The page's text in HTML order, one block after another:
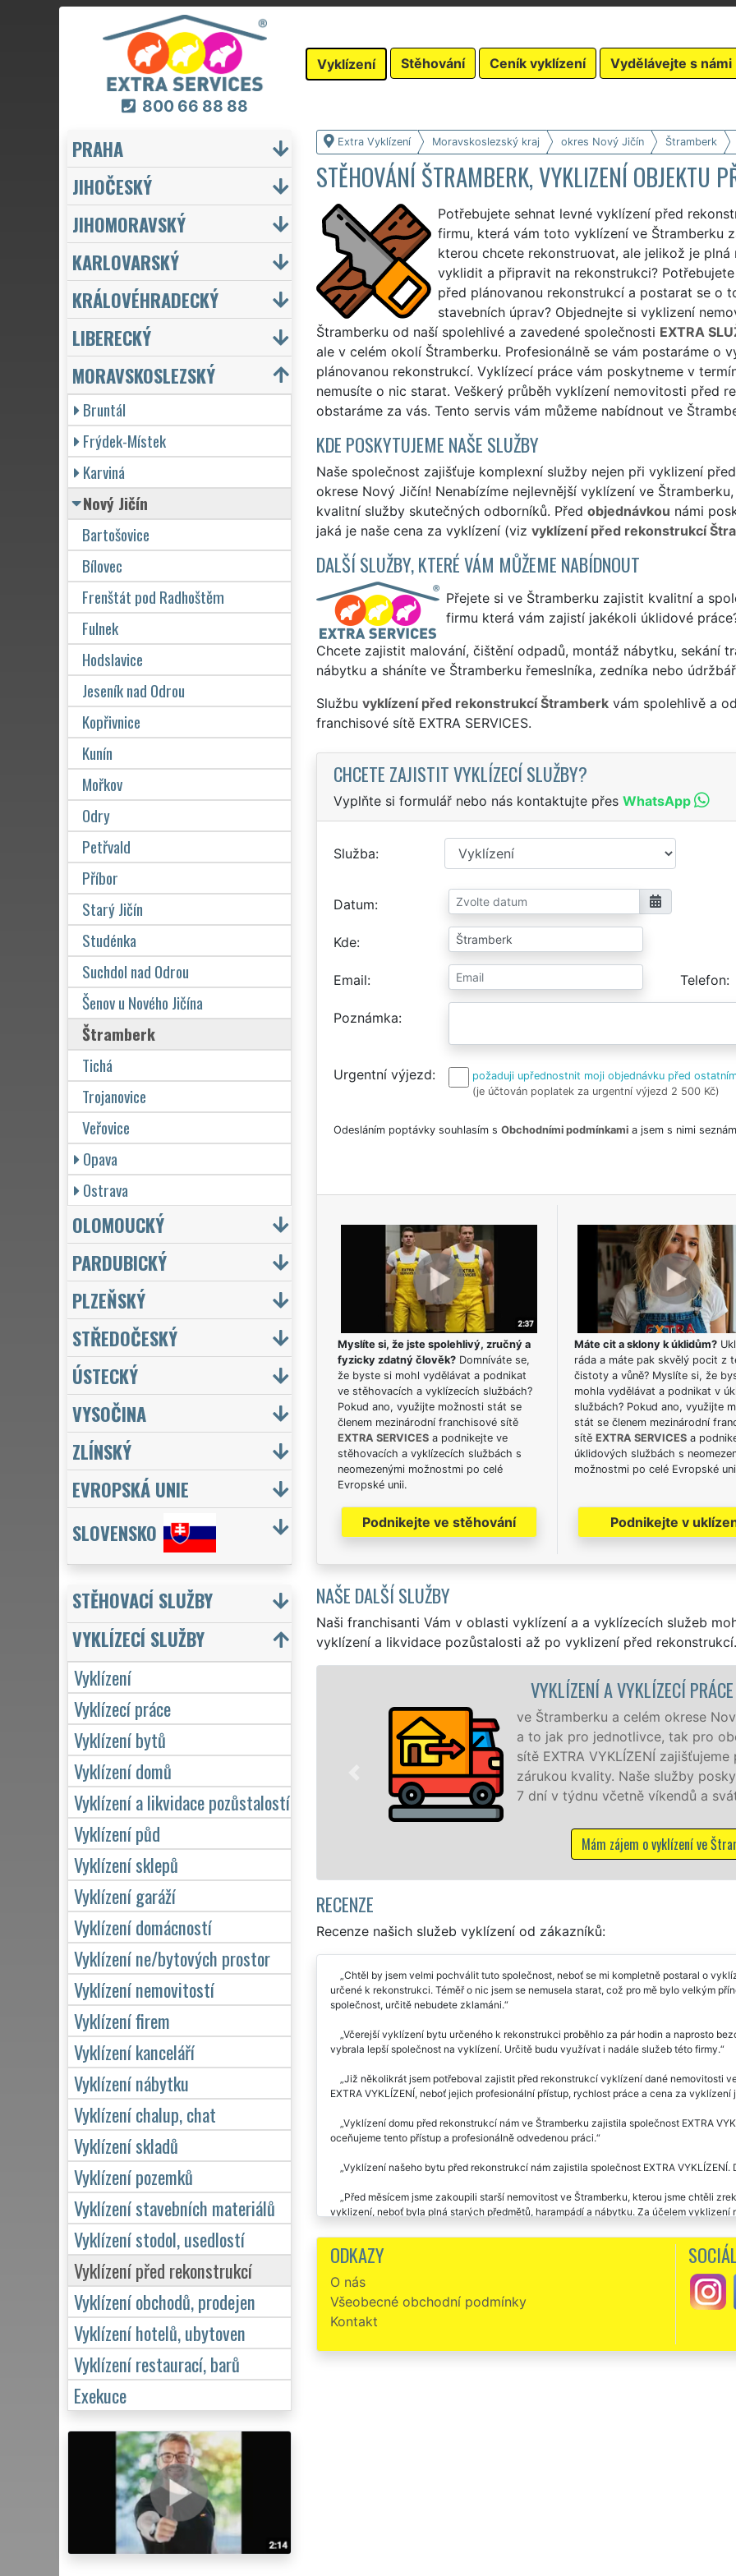
800 66 88 88
Vyklízení Stěhování Ceník vyklízení Vydělávejte s námi
Extra Vyklízení Moravskoslezský kraj okres Nový Jičín Štramberk
STĚHOVÁNÍ ŠTRAMBERK, VYKLIZENÍ OBJEKTU
Potřebujete sehnat levné vyklízení před
firmu, která vám toto vyklízení ve Štramberku
kterou chcete rekonstruovat, ale jelikož je
vyklidit a připravit na rekonstrukci?
před plánovanou rekonstrukcí a postarat se o
stavebních úprav? Objednejte si vyklizení
Štramberku od naší spolehlivé a zavedené společnosti EXTRA
ale v celém okolí Štramberku. Profesionálně se vám postaráme o
plánovanou rekonstrukcí. Vyklízecí práce vám poskytneme v
nemusíte o nic starat. Veškerý průběh vyklízení nemovitosti před
obstaráme za vás. Tento servis vám můžeme nabídnout ve
KDE POSKYTUJEME NAŠE SLUŽBY
Naše společnost zajišťuje komplexní služby nejen při vyklizení
okrese Nový Jičín! Nenabízíme nejlevnější vyklízení ve
kvalitní služby skutečných odborníků. Před objednávkou námi
jaká je naše cena za vyklízení (viz vyklízení před rekonstrukcí
DALŠÍ SLUŽBY, KTERÉ VÁM MŮŽEME NABÍDNOUT
Přejete si ve Štramberku zajistit kvalitní a
firmu která vám zajistí jakékoli úklidové
Chcete zajistit malování, čištění odpadů, montáž nábytku, sekání
nábytku a sháníte ve Štramberku řemeslníka, zedníka nebo
Službu vyklízení před rekonstrukcí Štramberkvám spolehlivě a
franchisové sítě EXTRA SERVICES.
CHCETE ZAJISTIT VYKLÍZECÍ SLUŽBY?
Vyplňte si formulář nebo nás kontaktujte přes WhatsApp
Služba
Datum
Kde
Email Telefon
Poznámka
Urgentní výjezd
požaduji upřednostnit moji objednávku před
(je účtován poplatek za urgentní výjezd 2 500 Kč)
Odesláním poptávky souhlasím s Obchodními podmínkamia jsem s nimi
Myslíte si, že jste spolehlivý, zručný a
fyzicky zdatný člověk?Domníváte se,
že byste si mohl vydělávat a podnikat
ve stěhovacích a vyklízecích službách?
Pokud ano, využijte možnosti stát se
členem mezinárodní franchisové sítě
EXTRA SERVICESa podnikejte ve
stěhovacích a vyklízecích službách s
neomezenými možnostmi po celé
Evropské unii.
Podnikejte ve stěhování
Máte cit a sklony k úklidům?
ráda a máte pak skvělý pocit z
čistoty a vůně? Myslíte si, že
mohla vydělávat a podnikat v
službách? Pokud ano, využijte
stát se členem mezinárodní
sítě EXTRA SERVICESa
úklidových službách s
možnostmi po celé Evropské
Podnikejte v
NAŠE DALŠÍ SLUŽBY
Naši franchisanti Vám v oblasti vyklízení a a vyklízecích služeb
vyklízení a likvidace pozůstalosti až po vyklizení před rekonstrukcí.
VYKLÍZENÍ A VYKLÍZECÍ PRÁCE ŠTRAMBERK
ve Štramberku a celém okrese Nový Jičín zajišťujeme služby vyklízení,
a to jak pro jednotlivce, tak pro obchodní společnosti. Pod značkou
sítě EXTRA VYKLÍZENÍ zajišťujeme profesionální a kvalitní servis se
zárukou kvality. Naše služby poskytujeme NON-STOP 24 hodin denně,
7 dní v týdnu včetně víkendů a svátků bez příplatků.
Mám zájem o vyklízení ve Štramberku
RECENZE
Recenze našich služeb vyklízení od zákazníků:
Chtěl by jsem velmi pochválit tuto společnost, neboť se mi kompletně postaral o
určené k rekonstrukci. Téměř o nic jsem se nemusela starat, což pro mě bylo velkým
společnost, určitě nebudete zklamáni.
Včerejší vyklízení bytu určeného k rekonstrukci proběhlo za pár hodin a naprosto
vybrala lepší společnost na vyklízení. Určitě budu využívat i nadále služeb této firmy.
Již několikrát jsem potřeboval zajistit před rekonstrukcí vyklízení dané nemovitosti
EXTRA VYKLÍZENÍ, neboť jejich profesionální přístup, rychlost práce a cena za
Vyklízení domu před rekonstrukcí nám ve Štramberku zajistila společnost EXTRA
oceňujeme tento přístup a profesionálně odvedenou práci.
Vyklízení našeho bytu před rekonstrukcí nám zajistila společnost EXTRA
Před měsícem jsme zakoupili starší nemovitost ve Štramberku, kterou jsme chtěli
vyklizení, neboť byla plná starých předmětů, harampádí a nábytku. Za účelem
likvidace. Profesionální práci a přístup této společnosti rozhodně doporučujeme.
ODKAZY
O nás
Všeobecné obchodní podmínky
Kontakt
PRAHA
JIHOČESKÝ
JIHOMORAVSKÝ
KARLOVARSKÝ
KRÁLOVÉHRADECKÝ
LIBERECKÝ
MORAVSKOSLEZSKÝ
Bruntál
Frýdek-Místek
Karviná
Nový Jičín
Bartošovice
Bílovec
Frenštát pod Radhoštěm
Fulnek
Hodslavice
Jeseník nad Odrou
Kopřivnice
Kunín
Mořkov
Odry
Petřvald
Příbor
Starý Jičín
Studénka
Suchdol nad Odrou
Šenov u Nového Jičína
Štramberk
Tichá
Trojanovice
Veřovice
Opava
Ostrava
OLOMOUCKÝ
PARDUBICKÝ
PLZEŇSKÝ
STŘEDOČESKÝ
ÚSTECKÝ
VYSOČINA
ZLÍNSKÝ
EVROPSKÁ UNIE
SLOVENSKO
STĚHOVACÍ SLUŽBY
VYKLÍZECÍ SLUŽBY
Vyklízení
Vyklízecí práce
Vyklízení bytů
Vyklízení domů
Vyklízení a likvidace pozůstalostí
Vyklízení půd
Vyklízení sklepů
Vyklízení garáží
Vyklízení domácností
Vyklízení ne/bytových prostor
Vyklízení nemovitostí
Vyklízení firem
Vyklízení kanceláří
Vyklízení nábytku
Vyklízení chalup, chat
Vyklízení skladů
Vyklízení pozemků
Vyklízení stavebních materiálů
Vyklízení stodol, usedlostí
Vyklízení před rekonstrukcí
Vyklízení obchodů, prodejen
Vyklízení hotelů, ubytoven
Vyklízení restaurací, barů
Exekuce